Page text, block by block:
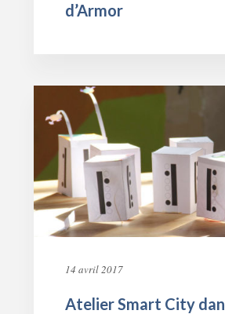
d’Armor
14 avril 2017
Atelier Smart City